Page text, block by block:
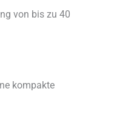
von bis zu 40
kompakte